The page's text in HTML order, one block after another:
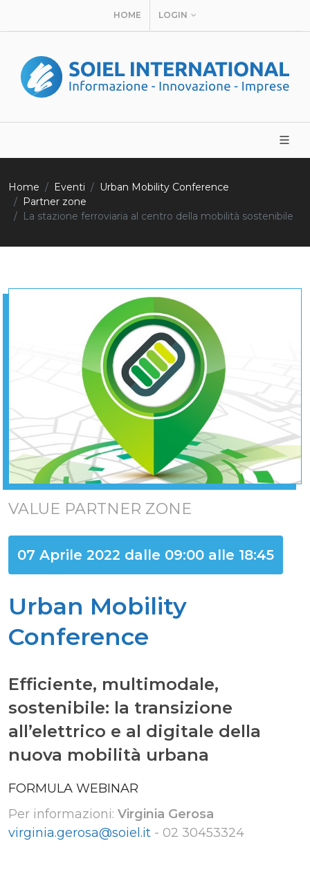
HOME LOGIN
Home Eventi
Urban Mobility Conference
Partner zone
La stazione ferroviaria al centro della mobilità sostenibile
VALUE PARTNER ZONE
07 Aprile 2022 dalle 09:00 alle 18:45
Urban Mobility
Conference
Efficiente, multimodale,
sostenibile: la transizione
all’elettrico e al digitale della
nuova mobilità urbana
FORMULA WEBINAR
Per informazioni: Virginia Gerosa
virginia.gerosa@soiel.it - 02 30453324